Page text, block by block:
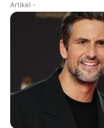
Artikel -